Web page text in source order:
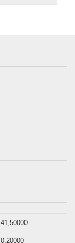
41,50000
0,20000